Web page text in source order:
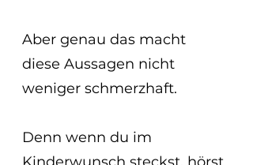
Aber genau das macht
diese Aussagen nicht
weniger schmerzhaft.
Denn wenn du im